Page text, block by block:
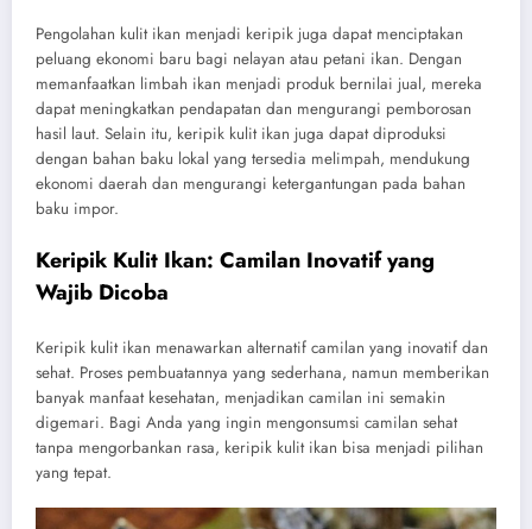
Pengolahan kulit ikan menjadi keripik juga dapat menciptakan
peluang ekonomi baru bagi nelayan atau petani ikan. Dengan
memanfaatkan limbah ikan menjadi produk bernilai jual, mereka
dapat meningkatkan pendapatan dan mengurangi pemborosan
hasil laut. Selain itu, keripik kulit ikan juga dapat diproduksi
dengan bahan baku lokal yang tersedia melimpah, mendukung
ekonomi daerah dan mengurangi ketergantungan pada bahan
baku impor.
Keripik Kulit Ikan: Camilan Inovatif yang
Wajib Dicoba
Keripik kulit ikan menawarkan alternatif camilan yang inovatif dan
sehat. Proses pembuatannya yang sederhana, namun memberikan
banyak manfaat kesehatan, menjadikan camilan ini semakin
digemari. Bagi Anda yang ingin mengonsumsi camilan sehat
tanpa mengorbankan rasa, keripik kulit ikan bisa menjadi pilihan
yang tepat.